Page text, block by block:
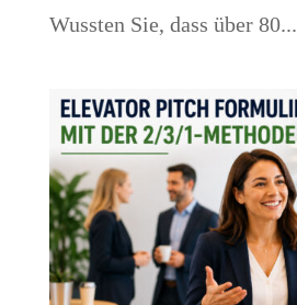
Wussten Sie, dass über 80...